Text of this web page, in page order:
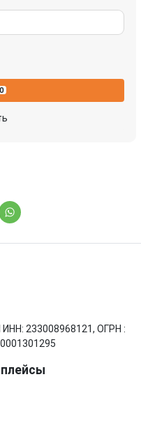
0
233008968121, ОГРН :